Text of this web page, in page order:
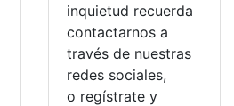
inquietud recuerda
contactarnos a
través de nuestras
redes sociales,
o regístrate y